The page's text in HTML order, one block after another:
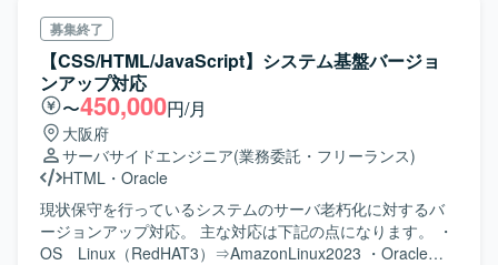
ア、 今回募集となる方の3名チームです。 当ポジションに
求める事としてはタスクに沿って とにかくガリガリとコー
ドを書いてほしいです。 質問がある場合は抱え込まず聞い
てくださると嬉しいです。 オリジナリティやご自身のこだ
わりは無く、素直な方だと望ましいです。 ■求める人物像
・コミュニケーションを主体的に取る事が可能な方 ・素直
な方 ・諦めない方
募集終了
【CSS/HTML/JavaScript】システム基盤バージョ
ンアップ対応
〜450,000円/月
大阪府
サーバサイドエンジニア(業務委託・フリーランス)
HTML ・ Oracle
現状保守を行っているシステムのサーバ老朽化に対するバ
ージョンアップ対応。 主な対応は下記の点になります。 ・
OS Linux（RedHAT3）⇒AmazonLinux2023 ・Oracle